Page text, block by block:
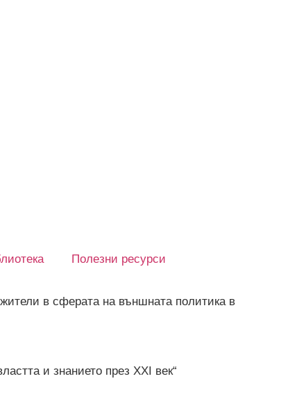
Полезни ресурси
в сферата на външната политика в
и знанието през XXI век“